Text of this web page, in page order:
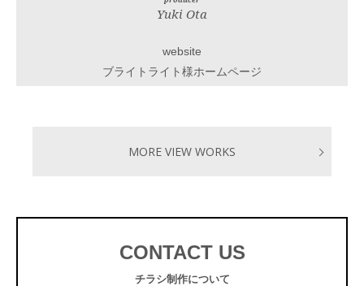
Yuki Ota
website
ブライトライト様ホームページ
MORE VIEW WORKS
CONTACT US
チラシ制作について